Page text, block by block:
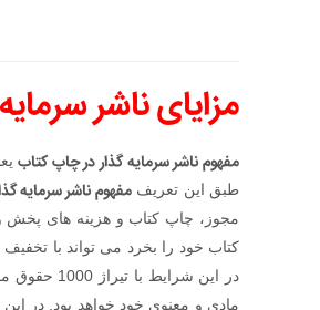
مزایای ناشر
مفهوم ناشر سرمایه گذار در چاپ کتاب
طبق این تعریفمفهوم ناشر سرمایه
در این